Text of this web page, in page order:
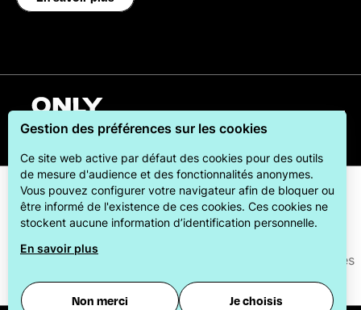
Français
ONLYLYON Tourisme et Congrès s'engage auprès de ses
visiteurs pour leur offrir le meilleur des séjours.
Gestion des préférences sur les cookies
Ce site web active par défaut des cookies pour des outils
de mesure d'audience et des fonctionnalités anonymes.
Vous pouvez configurer votre navigateur afin de bloquer ou
être informé de l'existence de ces cookies. Ces cookies ne
stockent aucune information d’identification personnelle.
En savoir plus
Non merci Je choisis